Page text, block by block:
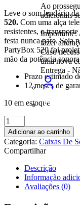
Ao
adicionais
Importante:
fazer
Caso
uma nova
Entrega -
Leve o som lendário
520. Com uma alça
resistentes, o
festa nunca pare. Seja
PartyBox 520 foi
mão da potência
Prazo estimado
12 meses de
10 em estoque
Caixa
de
Som
Bluetooth
JBL
PartyBox
quantidade
Adicionar ao carrinho
Categoria: Caixas De
Compartilhar
Descrição
Informação
Avaliações (0)